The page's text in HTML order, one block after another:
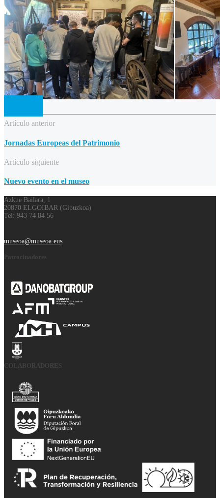
Artículo anterior
Jornadas Europeas del Patrimonio
Artículo siguiente
Nuevo evento en el museo
Azkue Bailara, 1
20870 ELGOIBAR (Gipuzkoa)
Tel: 943 74 84 56
museoa@museoa.eus
Patrocinadores
COLABORADORES